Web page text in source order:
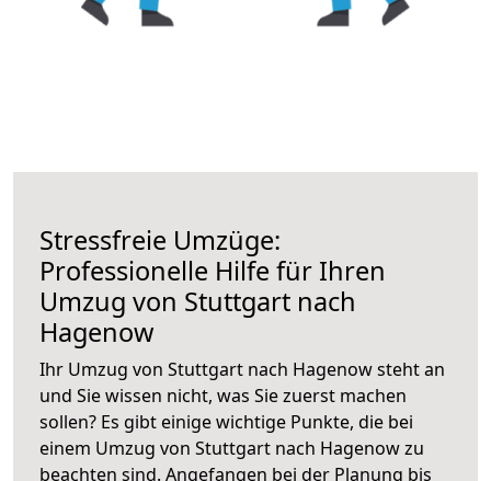
Stressfreie Umzüge:
Professionelle Hilfe für Ihren
Umzug von Stuttgart nach
Hagenow
Ihr Umzug von Stuttgart nach Hagenow steht an
und Sie wissen nicht, was Sie zuerst machen
sollen? Es gibt einige wichtige Punkte, die bei
einem Umzug von Stuttgart nach Hagenow zu
beachten sind. Angefangen bei der Planung bis